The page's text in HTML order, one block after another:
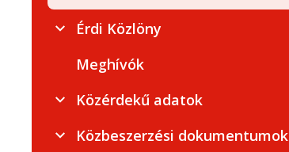
Érdi Közlöny
Meghívók
Közérdekű adatok
Közbeszerzési dokumentumok